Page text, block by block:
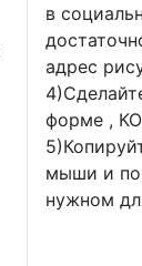
в
адрес
форме ,
мыши и
нужном